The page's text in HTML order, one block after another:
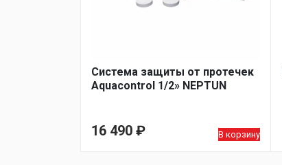
Система защиты от протечек
Aquacontrol 1/2» NEPTUN
16 490 ₽ В корзину